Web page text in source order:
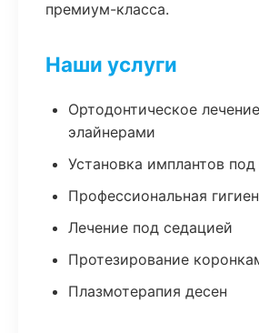
премиум-класса.
Наши услуги
Ортодонтическое
элайнерами
Установка имплантов
Профессиональная
Лечение под седацией
Протезирование
Плазмотерапия десен